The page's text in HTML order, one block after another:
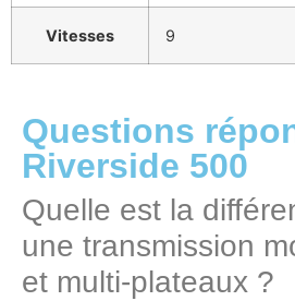
Vitesses 9
Questions
Riverside 500
Quelle est la
une transmission
et multi-plateaux ?